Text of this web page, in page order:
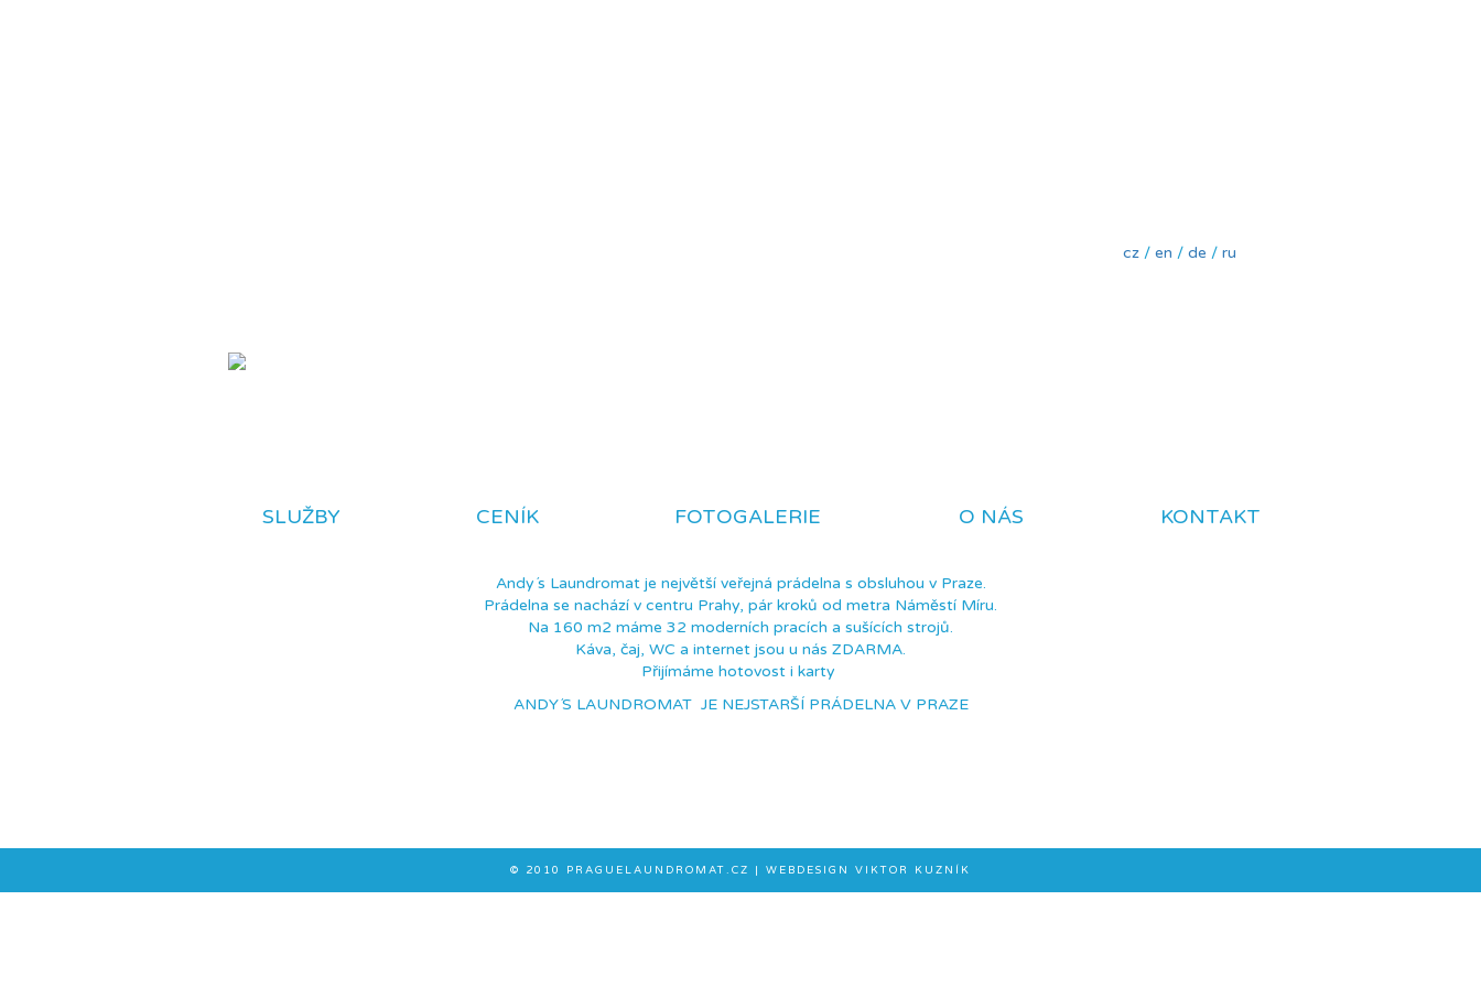
cz / en / de / ru
SLUŽBY CENÍK FOTOGALERIE O NÁS KONTAKT
Andy´s Laundromat je největší veřejná prádelna s obsluhou v Praze.
Prádelna se nachází v centru Prahy, pár kroků od metra Náměstí Míru.
Na 160 m2 máme 32 moderních pracích a sušících strojů.
Káva, čaj, WC a internet jsou u nás ZDARMA.
Přijímáme hotovost i karty
ANDY´S LAUNDROMAT JE NEJSTARŠÍ PRÁDELNA V PRAZE
© 2010 PRAGUELAUNDROMAT.CZ | WEBDESIGN VIKTOR KUZNÍK